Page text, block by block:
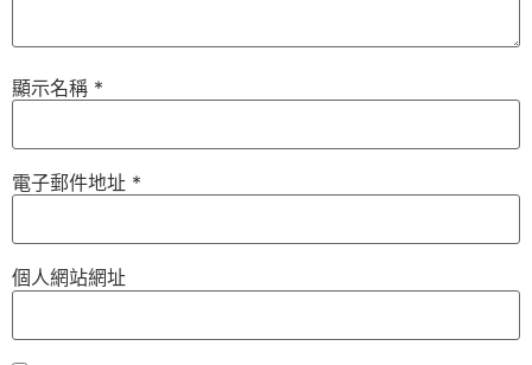
顯示名稱 *
電子郵件地址 *
個人網站網址